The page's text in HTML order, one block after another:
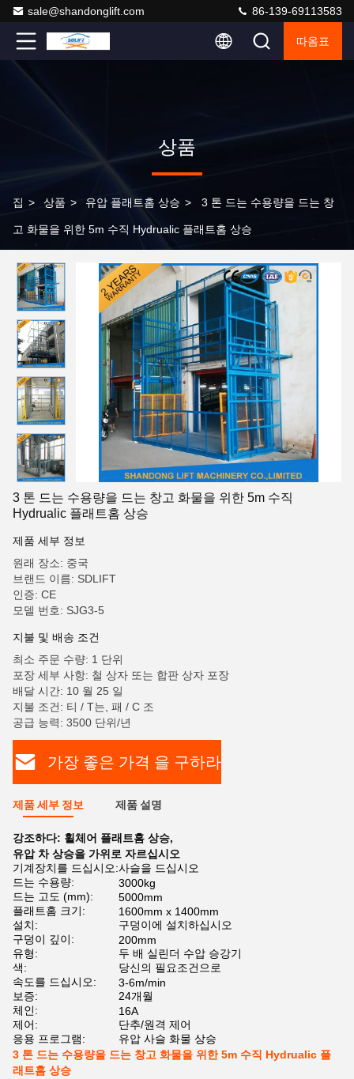
sale@shandonglift.com 86-139-69113583
따옴표
상품
집 > 상품 > 유압 플래트홈 상승 > 3 톤 드는 수용량을 드는 창
고 화물을 위한 5m 수직 Hydrualic 플래트홈 상승
3 톤 드는 수용량을 드는 창고 화물을 위한 5m 수직
Hydrualic 플래트홈 상승
제품 세부 정보
원래 장소: 중국
브랜드 이름: SDLIFT
인증: CE
모델 번호: SJG3-5
지불 및 배송 조건
최소 주문 수량: 1 단위
포장 세부 사항: 철 상자 또는 합판 상자 포장
배달 시간: 10 월 25 일
지불 조건: 티 / T는, 패 / C 조
공급 능력: 3500 단위/년
가장 좋은 가격 을 구하라
제품 세부 정보 제품 설명
강조하다: 휠체어 플래트홈 상승,
유압 차 상승을 가위로 자르십시오
기계장치를 드십시오:사슬을 드십시오
드는 수용량:
3000kg
드는 고도 (mm):
5000mm
플래트홈 크기:
1600mm x 1400mm
설치:
구덩이에 설치하십시오
구덩이 깊이:
200mm
유형:
두 배 실린더 수압 승강기
색:
당신의 필요조건으로
속도를 드십시오:
3-6m/min
보증:
24개월
체인:
16A
제어:
단추/원격 제어
응용 프로그램:
유압 사슬 화물 상승
3 톤 드는 수용량을 드는 창고 화물을 위한 5m 수직 Hydrualic 플
래트홈 상승